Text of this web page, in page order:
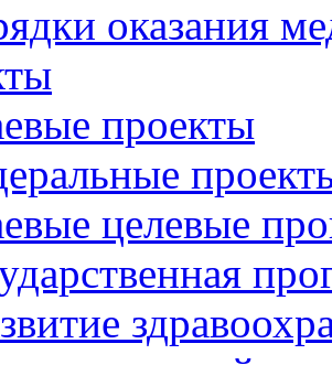
оказания
проекты
целевые